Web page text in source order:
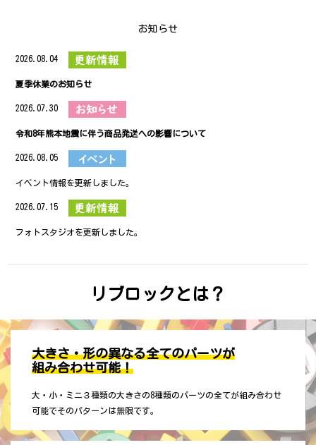
お知らせ
2026.08.04
夏季休業のお知らせ
2026.07.30
令和8年熊本地震に伴う商品発送への影響について
2026.08.05
イベント情報を更新しました。
2026.07.15
フォトスタジオを更新しました。
リブロックとは？
大きさ・形の異なる全てのパーツが
組み合わせ可能！
大・小・ミニ３種類の大きさの8種類のパーツの全てが組み合わせ
可能でそのパターンは無限です。